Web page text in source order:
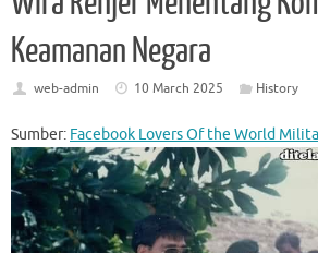
Keamanan Negara
web-admin 10 March 2025 History
Sumber: Facebook Lovers Of the World